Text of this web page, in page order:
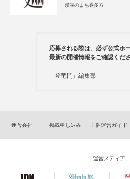
漢字のまち喜多方
応募される際は、必ず公式ホ
最新の開催情報をご確認くださ
「登竜門」編集部
運営会社 掲載申し込み 主催運営ガイド
運営メディア